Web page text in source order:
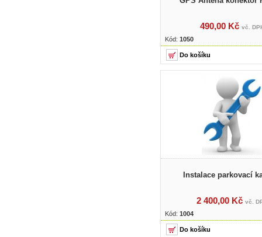
490,00 Kč vč.
Kód: 1050
Instalace parkovací
2 400,00 Kč vč.
Kód: 1004